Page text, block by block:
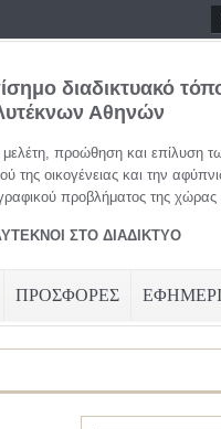
διαδικτυακό
Αθηνών
προώθηση και επίλυση
της οικογένειας και την
προβλήματος της χώρας
ΣΤΟ ΔΙΑΔΙΚΤΥΟ
ΠΡΟΣΦΟΡΕΣ